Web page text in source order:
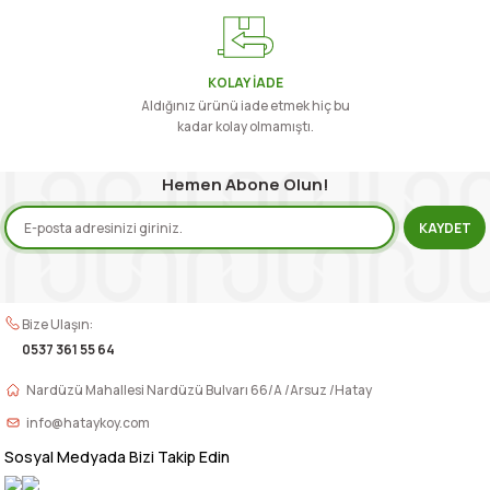
Ürün fiyatı diğer sitelerden daha pahalı.
Bu ürüne benzer farklı alternatifler olmalı.
Gönder
KOLAY İADE
Aldığınız ürünü iade etmek hiç bu
kadar kolay olmamıştı.
Hemen Abone Olun!
KAYDET
Bize Ulaşın:
0537 361 55 64
Nardüzü Mahallesi Nardüzü Bulvarı 66/A /Arsuz /Hatay
info@hataykoy.com
Sosyal Medyada Bizi Takip Edin